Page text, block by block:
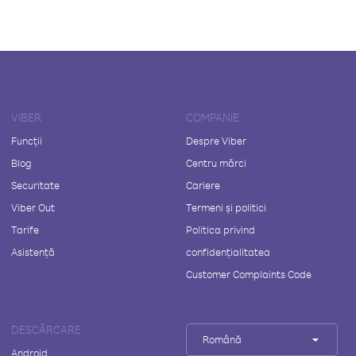
VIBER
Funcții
Blog
Securitate
Viber Out
Tarife
Asistență
COMPANIE
Despre Viber
Centru mărci
Cariere
Termeni și politici
Politica privind
confidențialitatea
Customer Complaints Code
DESCĂRCARE
Android
Română